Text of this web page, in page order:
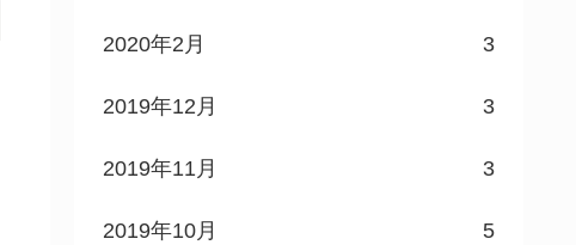
2020年2月 3
2019年12月 3
2019年11月 3
2019年10月 5